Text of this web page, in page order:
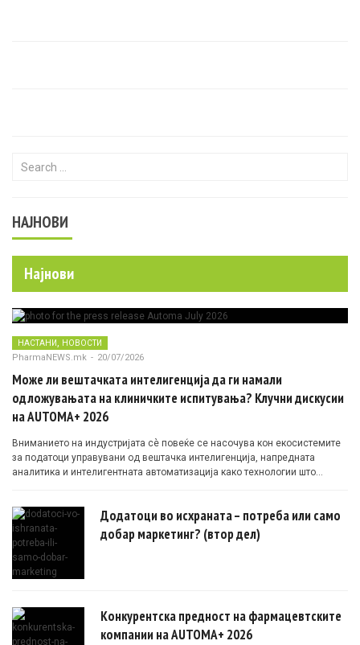
Search for:
НАЈНОВИ
Најнови
НАСТАНИ, НОВОСТИ
PharmaNEWS.mk - 20/07/2026
Може ли вештачката интелигенција да ги намали
одложувањата на клиничките испитувања? Клучни дискусии
на AUTOMA+ 2026
Вниманието на индустријата сè повеќе се насочува кон екосистемите
за податоци управувани од вештачка интелигенција, напредната
аналитика и интелигентната автоматизација како технологии што
Додатоци во исхраната – потреба или само
добар маркетинг? (втор дел)
Конкурентска предност на фармацевтските
компании на AUTOMA+ 2026